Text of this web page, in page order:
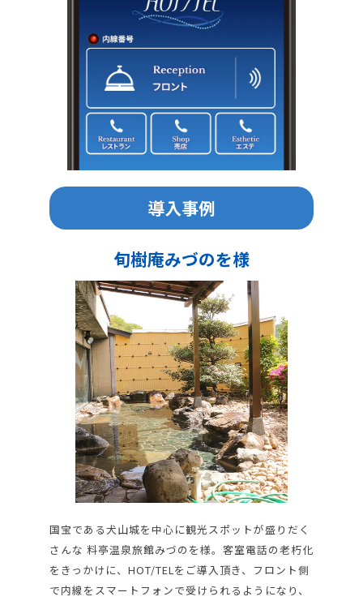
導入事例
旬樹庵みづのを様
国宝である犬山城を中心に観光スポットが盛りだく
さんな 料亭温泉旅館みづのを様。客室電話の老朽化
をきっかけに、HOT/TELをご導入頂き、フロント側
で内線をスマートフォンで受けられるようになり、